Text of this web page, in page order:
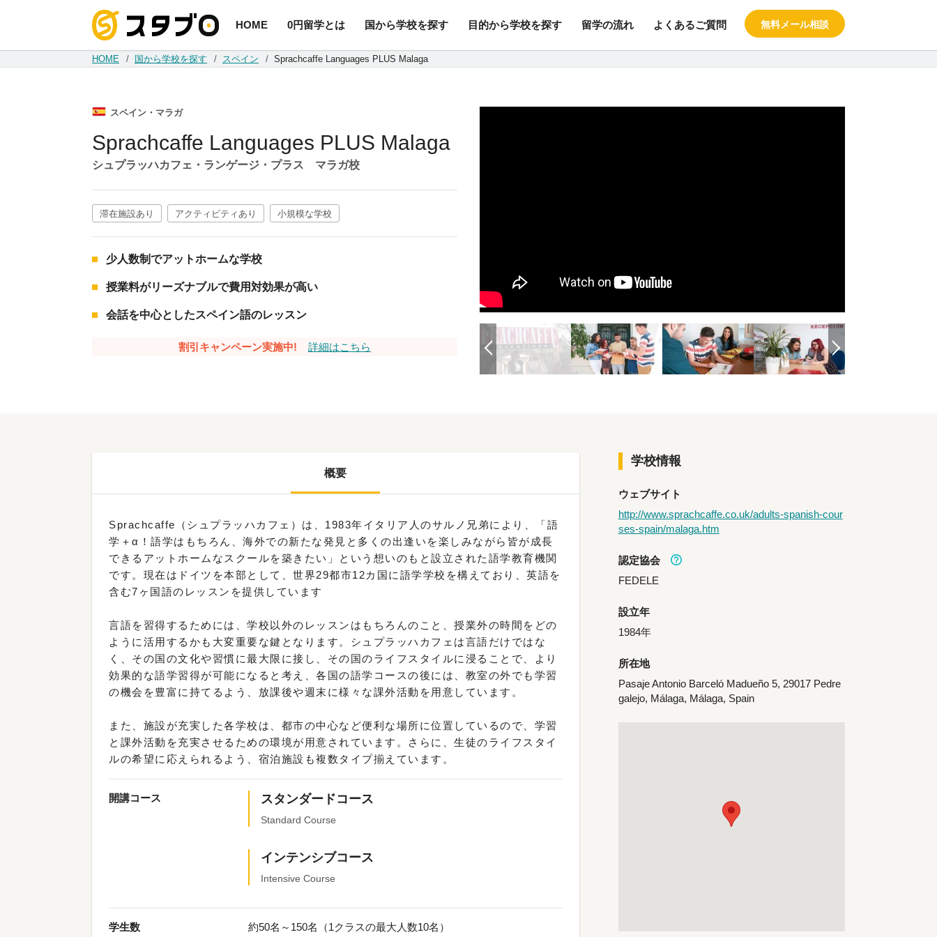
手続き代行/変更手数料・キャンセル料無料の留学エージェント スタブロ
HOME 0円留学とは 国から学校を探す 目的から学校を探す 留学の流れ よくあるご質問 無料メール相談
HOME 国から学校を探す スペイン Sprachcaffe Languages PLUS Malaga
スペイン・マラガ
Sprachcaffe Languages PLUS Malaga
シュプラッハカフェ・ランゲージ・プラス マラガ校
滞在施設あり アクティビティあり 小規模な学校
少人数制でアットホームな学校
授業料がリーズナブルで費用対効果が高い
会話を中心としたスペイン語のレッスン
割引キャンペーン実施中! 詳細はこちら
概要
Sprachcaffe（シュプラッハカフェ）は、1983年イタリア人のサルノ兄弟により、「語
学＋α！語学はもちろん、海外での新たな発見と多くの出逢いを楽しみながら皆が成長
できるアットホームなスクールを築きたい」という想いのもと設立された語学教育機関
です。現在はドイツを本部として、世界29都市12カ国に語学学校を構えており、英語を
含む7ヶ国語のレッスンを提供しています
言語を習得するためには、学校以外のレッスンはもちろんのこと、授業外の時間をどの
ように活用するかも大変重要な鍵となります。シュプラッハカフェは言語だけではな
く、その国の文化や習慣に最大限に接し、その国のライフスタイルに浸ることで、より
効果的な語学習得が可能になると考え、各国の語学コースの後には、教室の外でも学習
の機会を豊富に持てるよう、放課後や週末に様々な課外活動を用意しています。
また、施設が充実した各学校は、都市の中心など便利な場所に位置しているので、学習
と課外活動を充実させるための環境が用意されています。さらに、生徒のライフスタイ
ルの希望に応えられるよう、宿泊施設も複数タイプ揃えています。
開講コース スタンダードコース
Standard Course
インテンシブコース
Intensive Course
学生数 約50名～150名（1クラスの最大人数10名）
学校情報
ウェブサイト
http://www.sprachcaffe.co.uk/adults-spanish-cour
ses-spain/malaga.htm
認定協会
FEDELE
設立年
1984年
所在地
Pasaje Antonio Barceló Madueño 5, 29017 Pedre
galejo, Málaga, Málaga, Spain